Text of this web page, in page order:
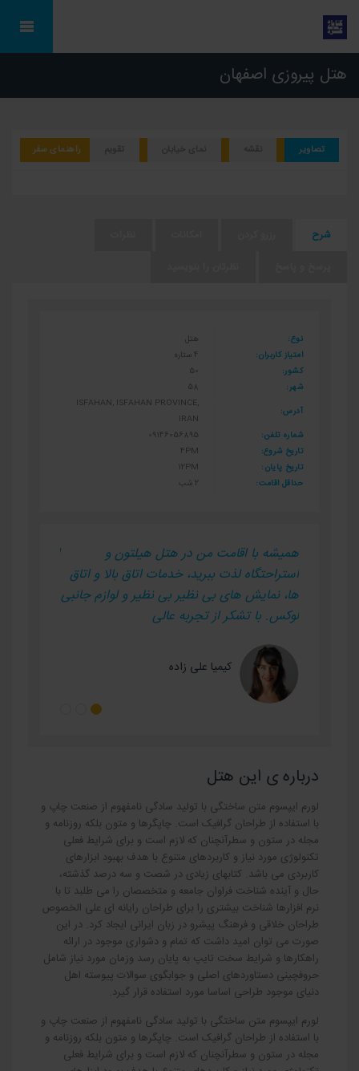
هتل پیروزی اصفهان
تصاویر راهنمای سفر
شرح
نوع:
هتل
امتیاز کاربران:
4 ستاره
کشور:
50
شهر:
58
آدرس:
ISFAHAN, ISFAHAN PROVINCE,
IRAN
شماره تلفن:
09146056895
تاریخ شروع:
4PM
تاریخ پایان:
12PM
حداقل اقامت:
2 شب
همیشه با اقامت من در هتل هیلتون و
استراحتگاه لذت ببرید، خدمات اتاق بالا و اتاق
ها، نمایش های بی نظیر بی نظیر و لوازم جانبی
لوکس. با تشکر از تجربه عالی
کیمیا علی زاده
درباره ی این هتل
لورم ایپسوم متن ساختگی با تولید سادگی نامفهوم از صنعت چاپ و
با استفاده از طراحان گرافیک است. چاپگرها و متون بلکه روزنامه و
مجله در ستون و سطرآنچنان که لازم است و برای شرایط فعلی
تکنولوژی مورد نیاز و کاربردهای متنوع با هدف بهبود ابزارهای
کاربردی می باشد. کتابهای زیادی در شصت و سه درصد گذشته،
حال و آینده شناخت فراوان جامعه و متخصصان را می طلبد تا با
نرم افزارها شناخت بیشتری را برای طراحان رایانه ای علی الخصوص
طراحان خلاقی و فرهنگ پیشرو در زبان ایرانی ایجاد کرد. در این
صورت می توان امید داشت که تمام و دشواری موجود در ارائه
راهکارها و شرایط سخت تایپ به پایان رسد وزمان مورد نیاز شامل
حروفچینی دستاوردهای اصلی و جوابگوی سوالات پیوسته اهل
دنیای موجود طراحی اساسا مورد استفاده قرار گیرد.
لورم ایپسوم متن ساختگی با تولید سادگی نامفهوم از صنعت چاپ و
با استفاده از طراحان گرافیک است. چاپگرها و متون بلکه روزنامه و
مجله در ستون و سطرآنچنان که لازم است و برای شرایط فعلی